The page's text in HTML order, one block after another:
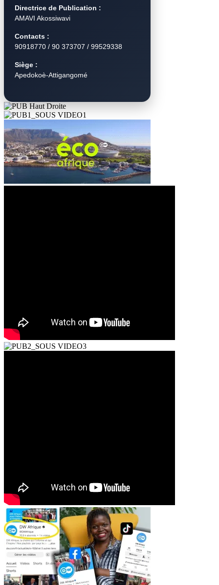
Directrice de Publication :
AMAVI Akossiwavi
Contacts :
90918770 / 90 373707 / 99529338
Siège :
Apedokoè-Attigangomé